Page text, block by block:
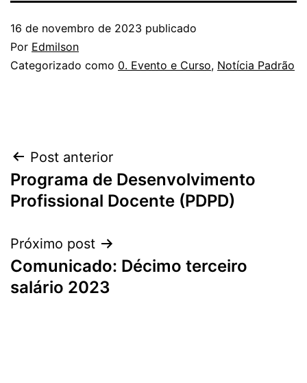
16 de novembro de 2023 publicado
Por Edmilson
Categorizado como 0. Evento e Curso, Notícia Padrão
Navegação
de
Post anterior
Programa de Desenvolvimento
Profissional Docente (PDPD)
Próximo post
Comunicado: Décimo terceiro
salário 2023